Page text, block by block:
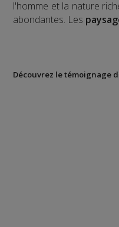
l'homme et la nature
abondantes. Les
Découvrez le témoignage